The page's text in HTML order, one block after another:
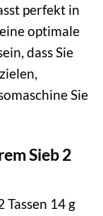
perfekt in
optimale
dass Sie
Sie
Sieb 2
Tassen 14 g